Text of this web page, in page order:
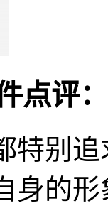
点评：
特别
身的